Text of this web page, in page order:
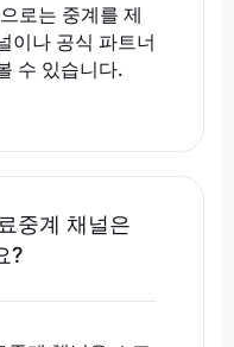
로는 중계를 제
이나 공식 파트너
수 있습니다.
중계 채널은
?